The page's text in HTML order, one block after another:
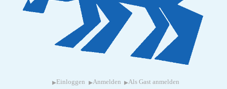
▸ Einloggen ▸Anmelden ▸Als Gast anmelden